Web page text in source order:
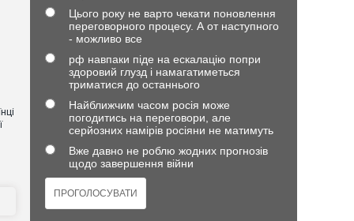
Цього року не варто чекати поновлення
переговорного процесу. А от наступного
- можливо все
рф навпаки піде на ескалацію попри
здоровий глузд і намагатиметься
триматися до останнього
Найближчим часом росія може
погодитись на переговори, але
серйозних намірів росіяни не матимуть
Вже давно не роблю жодних прогнозів
щодо завершення війни